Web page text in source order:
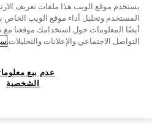
يستخدم موقع الويب هذا ملفات تعريف
المستخدم وتحليل أداء موقع الويب الخاص
أيضًا المعلومات حول استخدامك موقعنا
التواصل الاجتماعي والإعلانات والتحليلات.
عدم بيع
الشخصية